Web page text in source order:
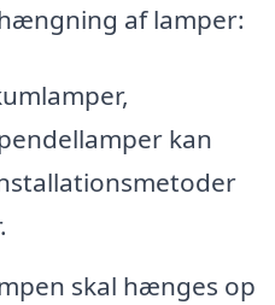
af lamper:
kan
skal hænges op